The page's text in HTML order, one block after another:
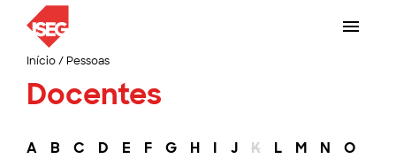
Início/ Pessoas
Docentes
A B C D E F G H I J K L M N O